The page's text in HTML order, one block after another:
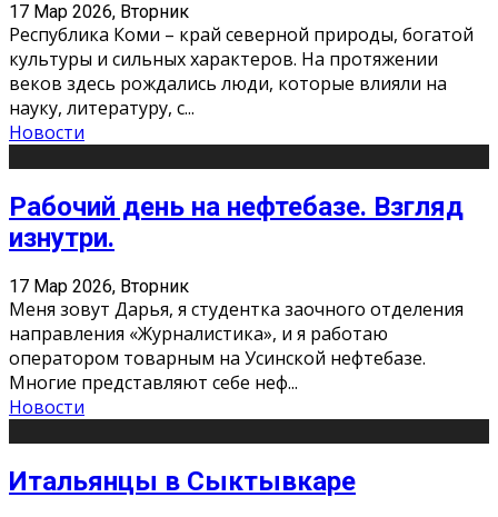
17 Мар 2026, Вторник
Республика Коми – край северной природы, богатой
культуры и сильных характеров. На протяжении
веков здесь рождались люди, которые влияли на
науку, литературу, с...
Новости
Рабочий день на нефтебазе. Взгляд
изнутри.
17 Мар 2026, Вторник
Меня зовут Дарья, я студентка заочного отделения
направления «Журналистика», и я работаю
оператором товарным на Усинской нефтебазе.
Многие представляют себе неф...
Новости
Итальянцы в Сыктывкаре